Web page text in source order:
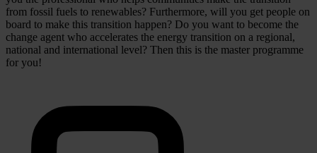
from fossil fuels to renewables? Furthermore, will you get people on
board to make this transition happen? Do you want to become the
change agent who accelerates the energy transition on a regional,
national and international level? Then this is the master programme
for you!